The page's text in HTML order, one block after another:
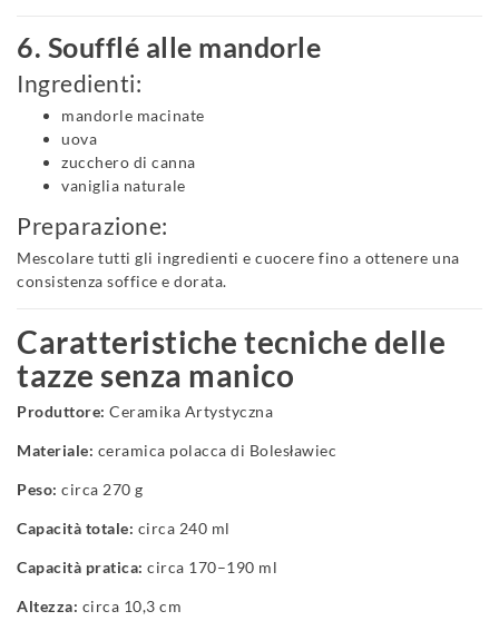
6. Soufflé alle mandorle
Ingredienti:
mandorle macinate
uova
zucchero di canna
vaniglia naturale
Preparazione:
Mescolare tutti gli ingredienti e cuocere fino a ottenere una
consistenza soffice e dorata.
Caratteristiche tecniche delle
tazze senza manico
Produttore: Ceramika Artystyczna
Materiale: ceramica polacca di Bolesławiec
Peso: circa 270 g
Capacità totale: circa 240 ml
Capacità pratica: circa 170–190 ml
Altezza: circa 10,3 cm